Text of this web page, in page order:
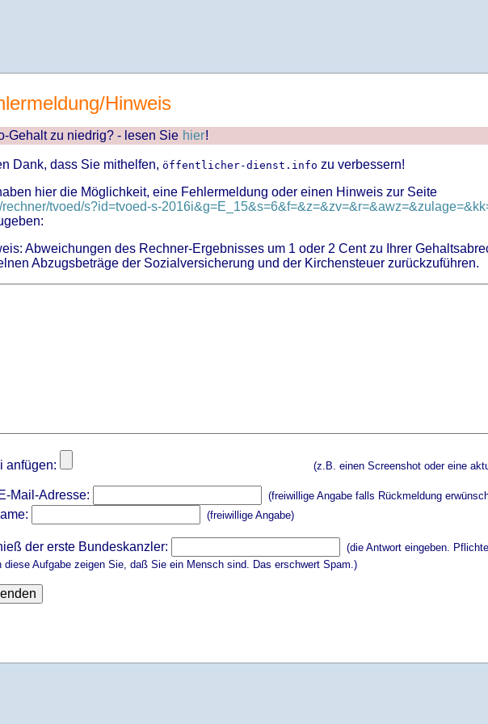
Hinweis
Gehalt zu niedrig? - lesen Sie hier!
Dank, dass Sie mithelfen, öffentlicher-dienst.info zu verbessern!
hier die Möglichkeit, eine Fehlermeldung oder einen Hinweis zur Seite
rechner/tvoed/s?id=tvoed-s-
Abweichungen des Rechner-Ergebnisses um 1 oder 2 Cent zu Ihrer
Abzugsbeträge der Sozialversicherung und der Kirchensteuer zurückzuführen.
anfügen: (z.B. einen Screenshot oder eine
Mail-Adresse: (freiwillige Angabe falls Rückmeldung
(freiwillige Angabe)
der erste Bundeskanzler:
(die Antwort eingeben.
diese Aufgabe zeigen Sie, daß Sie ein Mensch sind. Das erschwert Spam.)